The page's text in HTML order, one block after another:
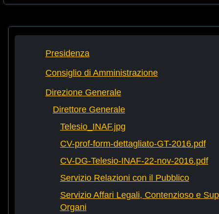
Presidenza
Consiglio di Amministrazione
Direzione Generale
Direttore Generale
Telesio_INAF.jpg
CV-prof-form-dettagliato-GT-2016.pdf
CV-DG-Telesio-INAF-22-nov-2016.pdf
Servizio Relazioni con il Pubblico
Servizio Affari Legali, Contenzioso e
Organi